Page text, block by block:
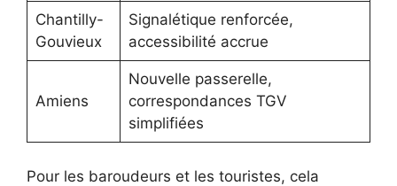
Chantilly-
Gouvieux
Signalétique renforcée,
accessibilité accrue
Amiens
Nouvelle passerelle,
correspondances TGV
simplifiées
Pour les baroudeurs et les touristes, cela